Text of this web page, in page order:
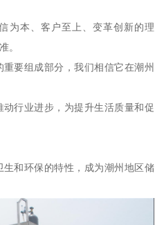
为本、客户至上、变革创新的理
。
要组成部分，我们相信它在潮州
行业进步，为提升生活质量和促
和环保的特性，成为潮州地区储